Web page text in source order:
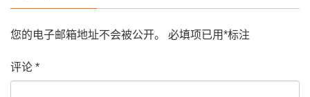
您的电子邮箱地址不会被公开。 必填项已用*标注
评论 *